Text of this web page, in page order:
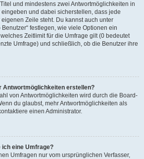
und mindestens zwei Antwortmöglichkeiten in
und dabei sicherstellen, dass jede
Zeile steht. Du kannst auch unter
festlegen, wie viele Optionen ein
Zeitlimit für die Umfrage gilt (0 bedeutet
Umfrage) und schließlich, ob die Benutzer ihre
Antwortmöglichkeiten erstellen?
von Antwortmöglichkeiten wird durch die Board-
du glaubst, mehr Antwortmöglichkeiten als
einen Administrator.
ich eine Umfrage?
Umfragen nur vom ursprünglichen Verfasser,